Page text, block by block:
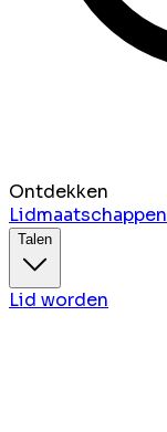
Ontdekken
Lidmaatschappen
Talen
Lid worden